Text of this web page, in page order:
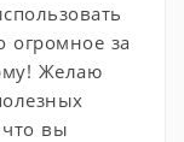
огромное за
Желаю
вы